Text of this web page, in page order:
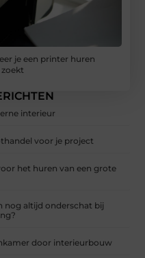
je een printer huren
interieur
voor je project
het huren van een grote
nog altijd onderschat bij
door interieurbouw